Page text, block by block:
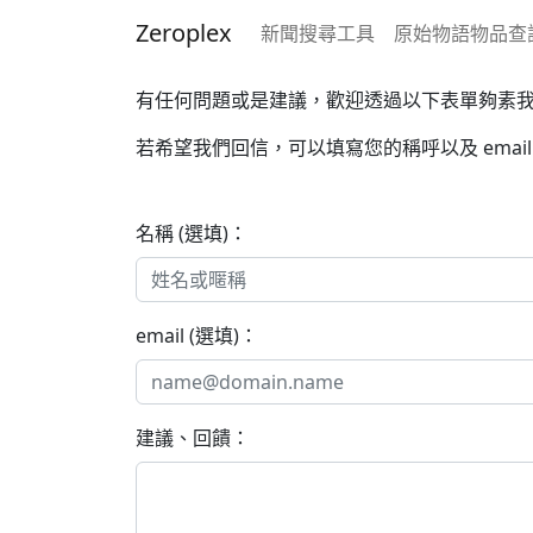
Zeroplex 新聞搜尋工具 原始物語物品查
有任何問題或是建議，歡迎透過以下表單夠素
若希望我們回信，可以填寫您的稱呼以及 email
名稱 (選填)：
email (選填)：
建議、回饋：